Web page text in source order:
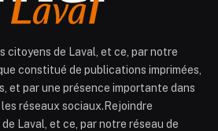
citoyens de Laval, et ce, par notre
constitué de publications imprimées,
et par une présence importante dans
réseaux sociaux.Rejoindre
Laval, et ce, par notre réseau de